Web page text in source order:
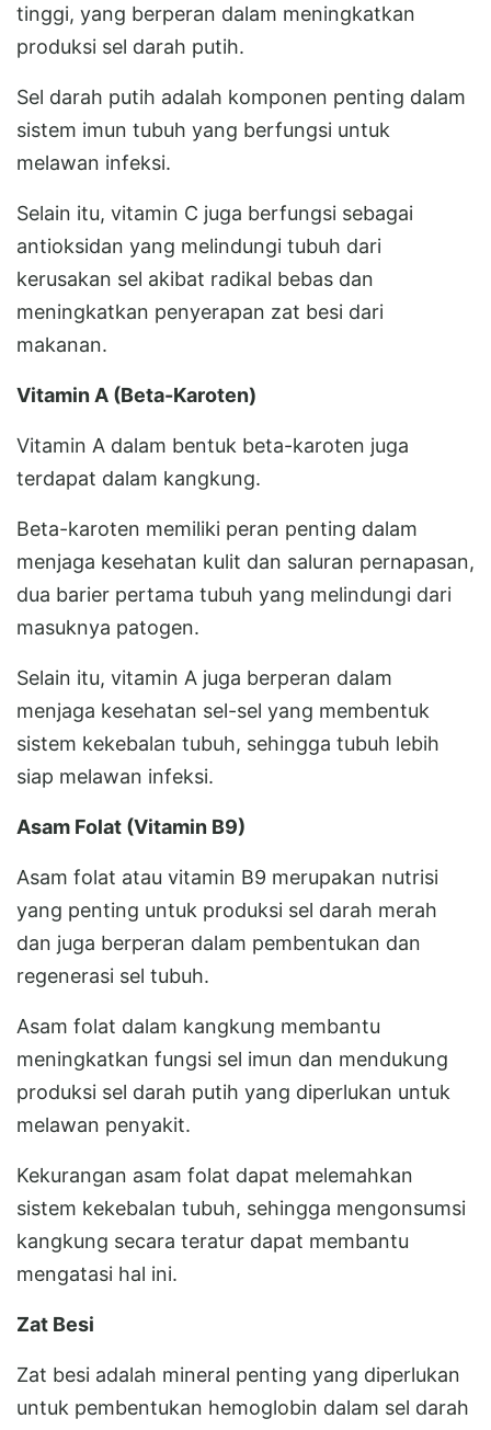
tinggi, yang berperan dalam meningkatkan
produksi sel darah putih.
Sel darah putih adalah komponen penting dalam
sistem imun tubuh yang berfungsi untuk
melawan infeksi.
Selain itu, vitamin C juga berfungsi sebagai
antioksidan yang melindungi tubuh dari
kerusakan sel akibat radikal bebas dan
meningkatkan penyerapan zat besi dari
makanan.
Vitamin A (Beta-Karoten)
Vitamin A dalam bentuk beta-karoten juga
terdapat dalam kangkung.
Beta-karoten memiliki peran penting dalam
menjaga kesehatan kulit dan saluran pernapasan,
dua barier pertama tubuh yang melindungi dari
masuknya patogen.
Selain itu, vitamin A juga berperan dalam
menjaga kesehatan sel-sel yang membentuk
sistem kekebalan tubuh, sehingga tubuh lebih
siap melawan infeksi.
Asam Folat (Vitamin B9)
Asam folat atau vitamin B9 merupakan nutrisi
yang penting untuk produksi sel darah merah
dan juga berperan dalam pembentukan dan
regenerasi sel tubuh.
Asam folat dalam kangkung membantu
meningkatkan fungsi sel imun dan mendukung
produksi sel darah putih yang diperlukan untuk
melawan penyakit.
Kekurangan asam folat dapat melemahkan
sistem kekebalan tubuh, sehingga mengonsumsi
kangkung secara teratur dapat membantu
mengatasi hal ini.
Zat Besi
Zat besi adalah mineral penting yang diperlukan
untuk pembentukan hemoglobin dalam sel darah